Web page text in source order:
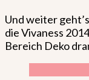
Und weiter
die Vivaness
Bereich Deko